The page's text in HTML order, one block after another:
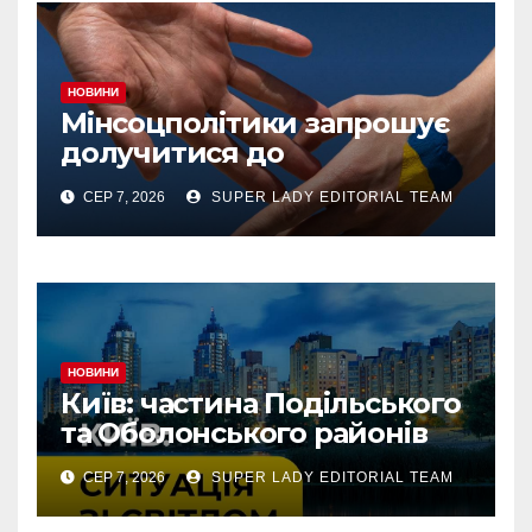
НОВИНИ
Мінсоцполітики запрошує
долучитися до
консультацій
СЕР 7, 2026 SUPER LADY EDITORIAL TEAM
НОВИНИ
Київ: частина Подільського
та Оболонського районів
тимчасово без світла через
аварію
СЕР 7, 2026 SUPER LADY EDITORIAL TEAM